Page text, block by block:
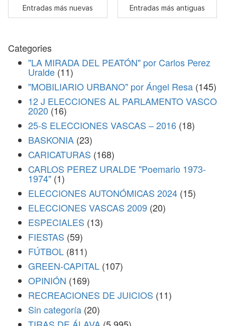
Entradas más nuevas Entradas más antiguas
Categories
"LA MIRADA DEL PEATÓN" por Carlos Perez
Uralde (11)
"MOBILIARIO URBANO" por Ángel Resa (145)
12 J ELECCIONES AL PARLAMENTO VASCO
2020 (16)
25-S ELECCIONES VASCAS – 2016 (18)
BASKONIA (23)
CARICATURAS (168)
CARLOS PEREZ URALDE "Poemario 1973-
1974" (1)
ELECCIONES AUTONÓMICAS 2024 (15)
ELECCIONES VASCAS 2009 (20)
ESPECIALES (13)
FIESTAS (59)
FÚTBOL (811)
GREEN-CAPITAL (107)
OPINIÓN (169)
RECREACIONES DE JUICIOS (11)
Sin categoría (20)